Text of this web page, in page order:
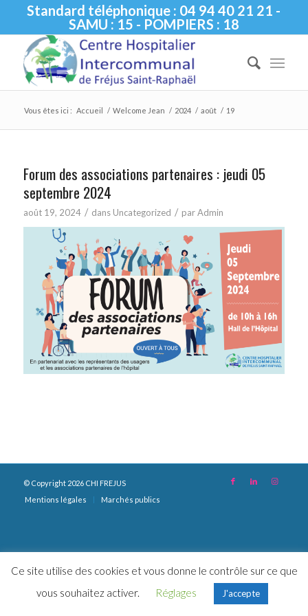
Standard téléphonique : 04 94 40 21 21 -
SAMU : 15 - POMPIERS : 18
Vous êtes ici : Accueil / Welcome Jean / 2024 / août / 19
Forum des associations partenaires : jeudi 05
septembre 2024
août 19, 2024 / dans Uncategorized / parAdmin
© Copyright 2026 CHI FREJUS
Mentions légales
Marchés publics
Ce site utilise des cookies et vous donne le contrôle sur ce que
vous souhaitez activer.
Réglages J'accepte